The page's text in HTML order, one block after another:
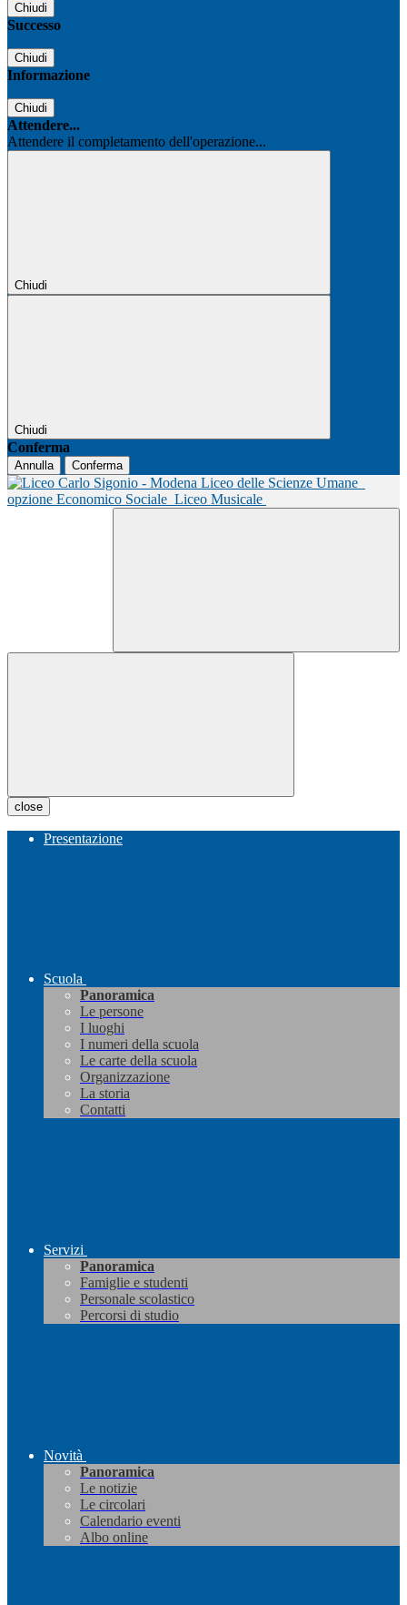
Chiudi
Successo
Chiudi
Informazione
Chiudi
Attendere...
Attendere il completamento dell'operazione...
Chiudi
Chiudi
Conferma
Annulla Conferma
Liceo delle Scienze Umane
opzione Economico Sociale Liceo Musicale
close
Presentazione
Scuola
Panoramica
Le persone
I luoghi
I numeri della scuola
Le carte della scuola
Organizzazione
La storia
Contatti
Servizi
Panoramica
Famiglie e studenti
Personale scolastico
Percorsi di studio
Novità
Panoramica
Le notizie
Le circolari
Calendario eventi
Albo online